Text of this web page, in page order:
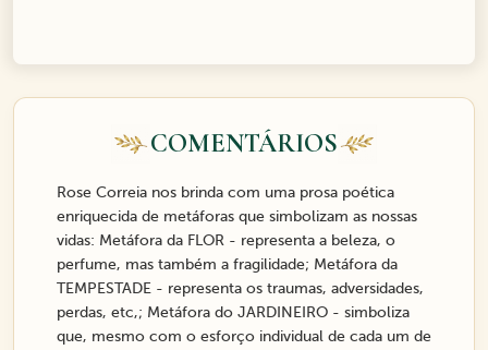
COMENTÁRIOS
Rose Correia nos brinda com uma prosa poética
enriquecida de metáforas que simbolizam as nossas
vidas: Metáfora da FLOR - representa a beleza, o
perfume, mas também a fragilidade; Metáfora da
TEMPESTADE - representa os traumas, adversidades,
perdas, etc,; Metáfora do JARDINEIRO - simboliza
que, mesmo com o esforço individual de cada um de